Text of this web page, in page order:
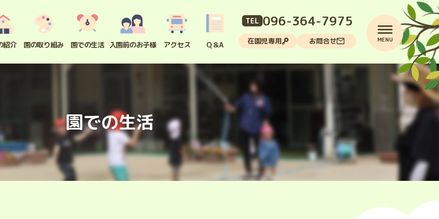
紹介 園の取り組み 園での生活 入園前のお子様 アクセス Q＆A
TEL 096-364-7975
在園児専用 お問合せ
園での生活
MENU